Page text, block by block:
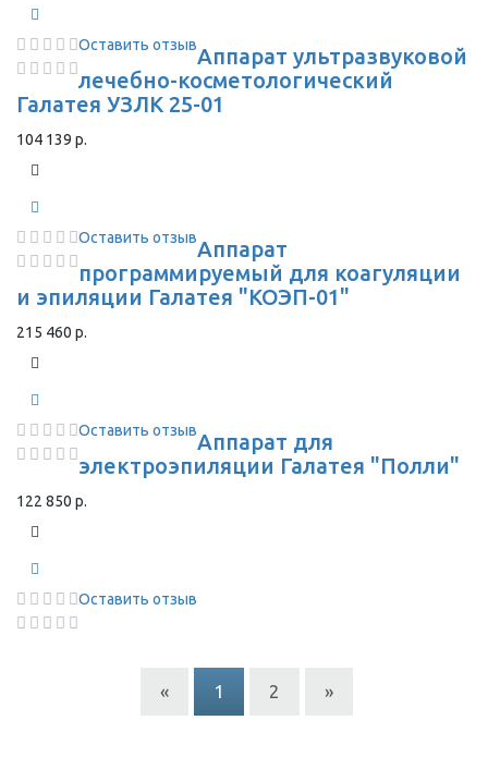
Оставить отзывАппарат ультразвуковой
лечебно-косметологический
Галатея УЗЛК 25-01
104 139 р.
Оставить отзывАппарат
программируемый для коагуляции
и эпиляции Галатея "КОЭП-01"
215 460 р.
Оставить отзывАппарат для
электроэпиляции Галатея "Полли"
122 850 р.
Оставить отзыв
« 1 2 »